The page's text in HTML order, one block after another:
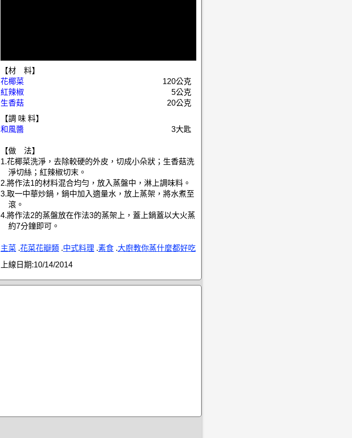
【材 料】
花椰菜
120公克
紅辣椒
5公克
生香菇
20公克
【調 味 料】
和風醬
3大匙
【做 法】
1.花椰菜洗淨，去除較硬的外皮，切成小朵狀；生香菇洗
淨切絲；紅辣椒切末。
2.將作法1的材料混合均勻，放入蒸盤中，淋上調味料。
3.取一中華炒鍋，鍋中加入適量水，放上蒸架，將水煮至
滾。
4.將作法2的蒸盤放在作法3的蒸架上，蓋上鍋蓋以大火蒸
約7分鐘即可。
主菜 .花菜花瓣類 .中式料理 .素食 .大廚教你蒸什麼都好吃
上線日期:10/14/2014